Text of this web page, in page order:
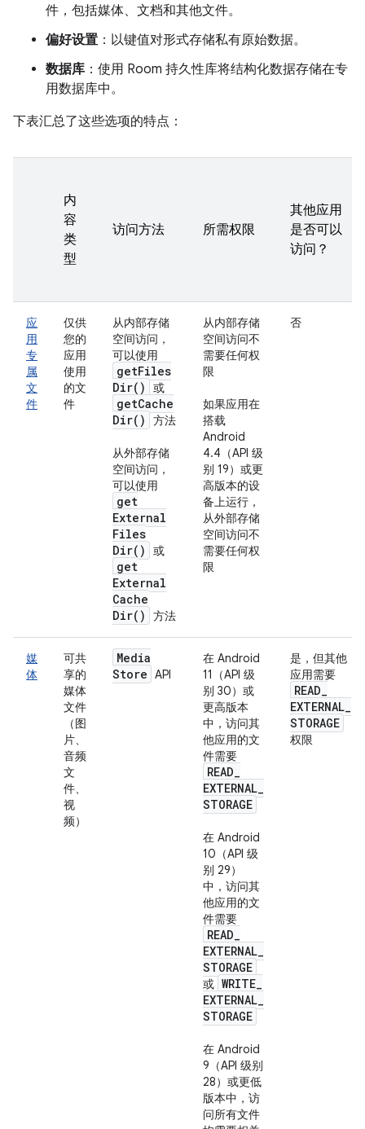
件，包括媒体、文档和其他文件。
偏好设置 ：以键值对形式存储私有原始数据。
数据库 ：使用 Room 持久性库将结构化数据存储在专
用数据库中。
下表汇总了这些选项的特点：
内
容
类
型
访问方法 所需权限
其他应用
是否可以
访问？
应
用
专
属
文
件
仅供
您的
应用
使用
的文
件
从内部存储
空间访问，
可以使用
getFiles
Dir( ) 或
getCache
Dir( ) 方法
从外部存储
空间访问，
可以使用
get
External
Files
Dir( ) 或
get
External
Cache
Dir( ) 方法
从内部存储
空间访问不
需要任何权
限
如果应用在
搭载
Android
4.4（API 级
别 19）或更
高版本的设
备上运行，
从外部存储
空间访问不
需要任何权
限
否
媒
体
可共
享的
媒体
文件
（图
片、
音频
文
件、
视
频）
Media
Store API
在 Android
11（API 级
别 30）或
更高版本
中，访问其
他应用的文
件需要
READ_
EXTERNAL_
STORAGE
在 Android
10（API 级
别 29）
中，访问其
他应用的文
件需要
READ_
EXTERNAL_
STORAGE
或 WRITE_
EXTERNAL_
STORAGE
在 Android
9（API 级别
28）或更低
版本中，访
问所有文件
是，但其他
应用需要
READ_
EXTERNAL_
STORAGE
权限